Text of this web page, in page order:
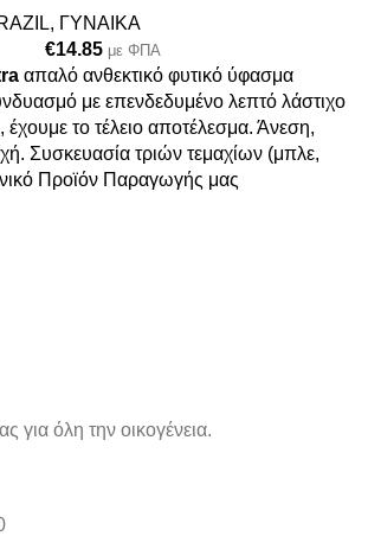
, ΓΥΝΑΙΚΑ
€14.85 με ΦΠΑ
απαλό ανθεκτικό φυτικό ύφασμα
με επενδεδυμένο λεπτό λάστιχο
έχουμε το τέλειο αποτέλεσμα. Άνεση,
Συσκευασία τριών τεμαχίων (μπλε,
Προϊόν Παραγωγής μας
για όλη την οικογένεια.